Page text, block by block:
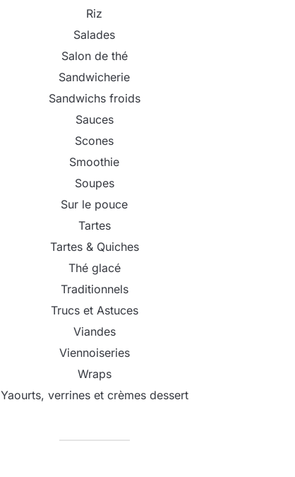
Riz
Salades
Salon de thé
Sandwicherie
Sandwichs froids
Sauces
Scones
Smoothie
Soupes
Sur le pouce
Tartes
Tartes & Quiches
Thé glacé
Traditionnels
Trucs et Astuces
Viandes
Viennoiseries
Wraps
Yaourts, verrines et crèmes dessert